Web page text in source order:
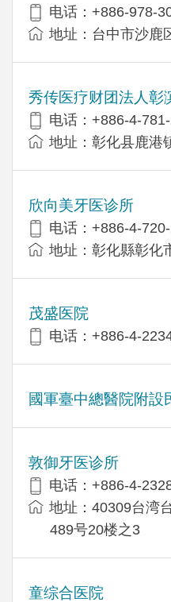
电话：+886-978-
地址：台中市沙鹿
秀传医疗财团法人彰
电话：+886-4-
地址：彰化县鹿港
欣向美牙医诊所
电话：+886-4-
地址：彰化縣彰化
茂盛医院
电话：+886-4-
國軍臺中總醫院附設
敦御牙医诊所
电话：+886-4-
地址：40309台湾
489号20楼之3
童综合医院